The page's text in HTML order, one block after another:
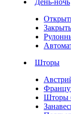
День-ночь
Шторы
Шторы